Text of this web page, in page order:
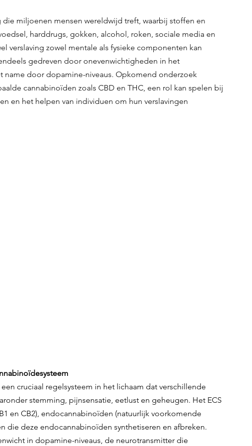
miljoenen mensen wereldwijd treft, waarbij stoffen en
harddrugs, gokken, alcohol, roken, sociale media en
verslaving zowel mentale als fysieke componenten kan
gedreven door onevenwichtigheden in het
name door dopamine-niveaus. Opkomend onderzoek
cannabinoïden zoals CBD en THC, een rol kan spelen bij
en het helpen van individuen om hun verslavingen
cruciaal regelsysteem in het lichaam dat verschillende
stemming, pijnsensatie, eetlust en geheugen. Het ECS
en CB2), endocannabinoïden (natuurlijk voorkomende
die deze endocannabinoïden synthetiseren en afbreken.
in dopamine-niveaus, de neurotransmitter die